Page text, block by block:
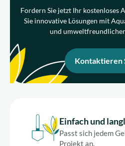
Fordern Sie jetzt Ihr kostenloses
Sie innovative Lösungen mit
und
Kontaktieren
Einfach und
Passt sich jedem
Projekt an.